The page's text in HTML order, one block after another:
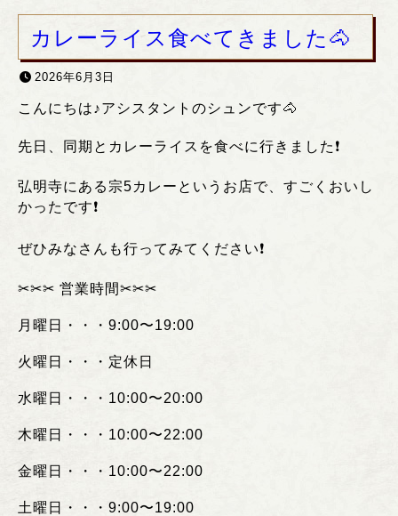
カレーライス食べてきました🐴
2026年6月3日
こんにちは♪アシスタントのシュンです🐴
先日、同期とカレーライスを食べに行きました❗️
弘明寺にある宗5カレーというお店で、すごくおいし
かったです❗️
ぜひみなさんも行ってみてください❗️
✂︎✂︎✂︎ 営業時間✂︎✂︎✂︎
月曜日・・・ 9:00〜19:00
火曜日・・・定休日
水曜日・・・ 10:00〜20:00
木曜日・・・ 10:00〜22:00
金曜日・・・ 10:00〜22:00
土曜日・・・ 9:00〜19:00